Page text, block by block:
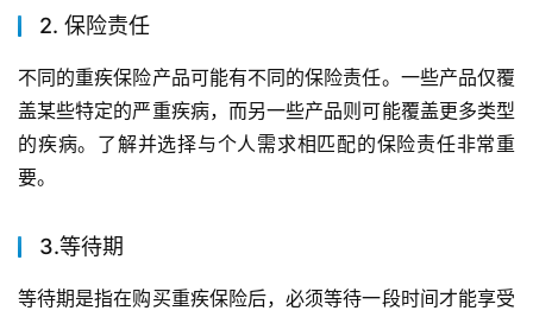
2. 保险责任
不同的重疾保险产品可能有不同的保险责任。一些产品仅覆
盖某些特定的严重疾病，而另一些产品则可能覆盖更多类型
的疾病。了解并选择与个人需求相匹配的保险责任非常重
要。
3.等待期
等待期是指在购买重疾保险后，必须等待一段时间才能享受